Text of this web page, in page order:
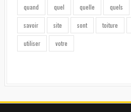
quand quel quelle quels
savoir site sont toiture
utiliser votre